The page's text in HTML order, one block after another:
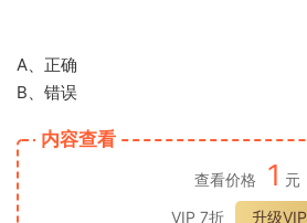
A、正确
B、错误
内容查看
查看价格 1 元
VIP 7折
升级VIP